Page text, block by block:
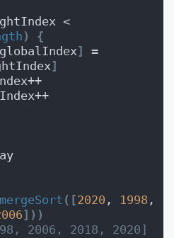
<
)
{
globalIndex]
=
]
mergeSort ( [2020 , 1998
] ) )
2006, 2018, 2020]